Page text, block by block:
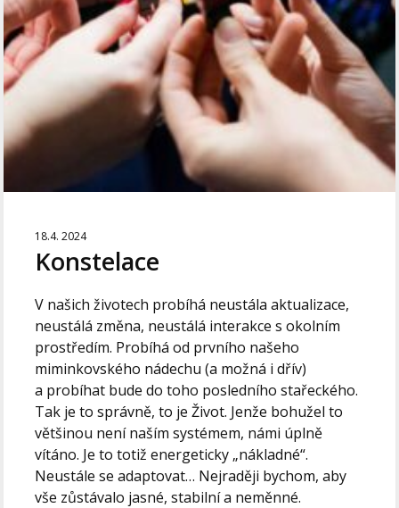
18.4. 2024
Konstelace
V našich životech probíhá neustála aktualizace,
neustálá změna, neustálá interakce s okolním
prostředím. Probíhá od prvního našeho
miminkovského nádechu (a možná i dřív)
a probíhat bude do toho posledního stařeckého.
Tak je to správně, to je Život. Jenže bohužel to
většinou není naším systémem, námi úplně
vítáno. Je to totiž energeticky „nákladné“.
Neustále se adaptovat… Nejraději bychom, aby
vše zůstávalo jasné, stabilní a neměnné.